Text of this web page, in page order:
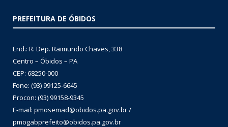
PREFEITURA DE ÓBIDOS
End.: R. Dep. Raimundo Chaves, 338
Centro – Óbidos – PA
CEP: 68250-000
Fone: (93) 99125-6645
Procon: (93) 99158-9345
E-mail: pmosemad@obidos.pa.gov.br /
pmogabprefeito@obidos.pa.gov.br